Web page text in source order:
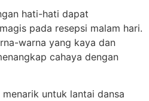
hati-hati dapat
pada resepsi malam hari.
warna yang kaya dan
cahaya dengan
untuk lantai dansa